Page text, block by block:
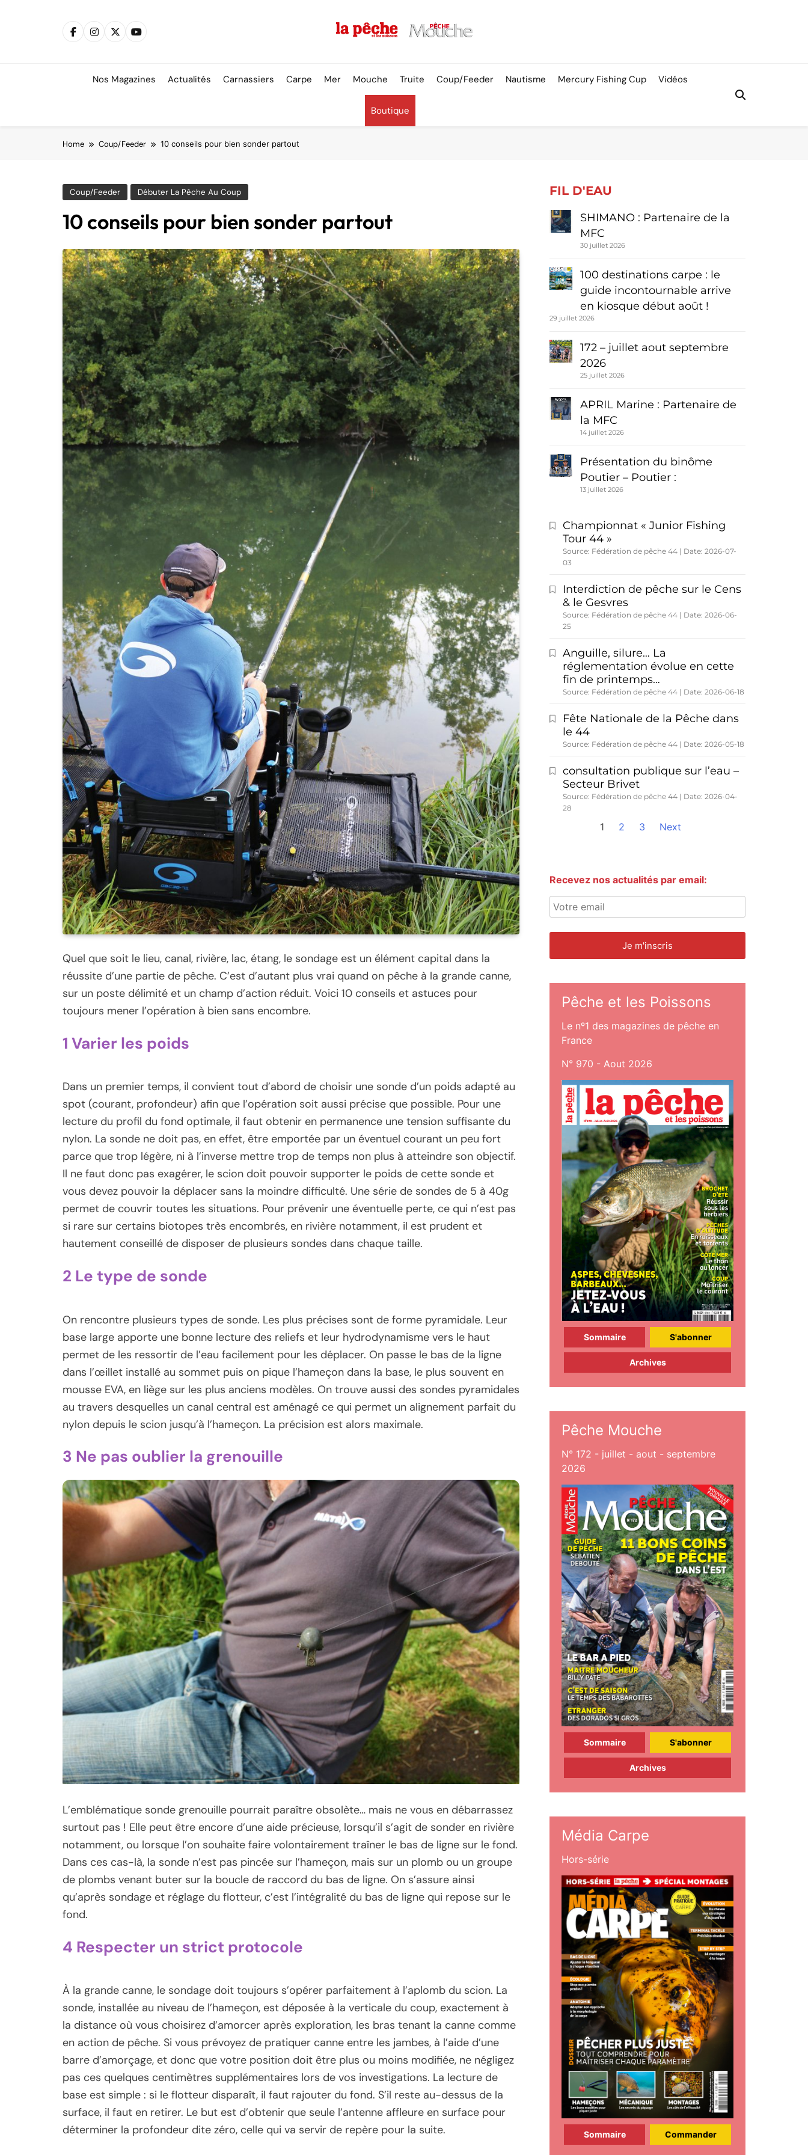
Nos Magazines Actualités Carnassiers Carpe Mer Mouche Truite Coup/Feeder Nautisme Mercury Fishing Cup Vidéos
Boutique
Home Coup/Feeder 10 conseils pour bien sonder partout
Coup/Feeder Débuter La Pêche Au Coup
10 conseils pour bien sonder partout
Quel que soit le lieu, canal, rivière, lac, étang, le sondage est un élément capital dans la
réussite d’une partie de pêche. C’est d’autant plus vrai quand on pêche à la grande canne,
sur un poste délimité et un champ d’action réduit. Voici 10 conseils et astuces pour
toujours mener l’opération à bien sans encombre.
1 Varier les poids
Dans un premier temps, il convient tout d’abord de choisir une sonde d’un poids adapté au
spot (courant, profondeur) afin que l’opération soit aussi précise que possible. Pour une
lecture du profil du fond optimale, il faut obtenir en permanence une tension suffisante du
nylon. La sonde ne doit pas, en effet, être emportée par un éventuel courant un peu fort
parce que trop légère, ni à l’inverse mettre trop de temps non plus à atteindre son objectif.
Il ne faut donc pas exagérer, le scion doit pouvoir supporter le poids de cette sonde et
vous devez pouvoir la déplacer sans la moindre difficulté. Une série de sondes de 5 à 40g
permet de couvrir toutes les situations. Pour prévenir une éventuelle perte, ce qui n’est pas
si rare sur certains biotopes très encombrés, en rivière notamment, il est prudent et
hautement conseillé de disposer de plusieurs sondes dans chaque taille.
2 Le type de sonde
On rencontre plusieurs types de sonde. Les plus précises sont de forme pyramidale. Leur
base large apporte une bonne lecture des reliefs et leur hydrodynamisme vers le haut
permet de les ressortir de l’eau facilement pour les déplacer. On passe le bas de la ligne
dans l’œillet installé au sommet puis on pique l’hameçon dans la base, le plus souvent en
mousse EVA, en liège sur les plus anciens modèles. On trouve aussi des sondes pyramidales
au travers desquelles un canal central est aménagé ce qui permet un alignement parfait du
nylon depuis le scion jusqu’à l’hameçon. La précision est alors maximale.
3 Ne pas oublier la grenouille
L’emblématique sonde grenouille pourrait paraître obsolète… mais ne vous en débarrassez
surtout pas ! Elle peut être encore d’une aide précieuse, lorsqu’il s’agit de sonder en rivière
notamment, ou lorsque l’on souhaite faire volontairement traîner le bas de ligne sur le fond.
Dans ces cas-là, la sonde n’est pas pincée sur l’hameçon, mais sur un plomb ou un groupe
de plombs venant buter sur la boucle de raccord du bas de ligne. On s’assure ainsi
qu’après sondage et réglage du flotteur, c’est l’intégralité du bas de ligne qui repose sur le
fond.
4 Respecter un strict protocole
À la grande canne, le sondage doit toujours s’opérer parfaitement à l’aplomb du scion. La
sonde, installée au niveau de l’hameçon, est déposée à la verticale du coup, exactement à
la distance où vous choisirez d’amorcer après exploration, les bras tenant la canne comme
en action de pêche. Si vous prévoyez de pratiquer canne entre les jambes, à l’aide d’une
barre d’amorçage, et donc que votre position doit être plus ou moins modifiée, ne négligez
pas ces quelques centimètres supplémentaires lors de vos investigations. La lecture de
base est simple : si le flotteur disparaît, il faut rajouter du fond. S’il reste au-dessus de la
surface, il faut en retirer. Le but est d’obtenir que seule l’antenne affleure en surface pour
déterminer la profondeur dite zéro, celle qui va servir de repère pour la suite.
FIL D'EAU
SHIMANO : Partenaire de la
MFC
30 juillet 2026
100 destinations carpe : le
guide incontournable arrive
en kiosque début août !
29 juillet 2026
172 – juillet aout septembre
2026
25 juillet 2026
APRIL Marine : Partenaire de
la MFC
14 juillet 2026
Présentation du binôme
Poutier – Poutier :
13 juillet 2026
Championnat « Junior Fishing
Tour 44 »
Source: Fédération de pêche 44
Date: 2026-07-
03
Interdiction de pêche sur le Cens
& le Gesvres
Source: Fédération de pêche 44
Date: 2026-06-
25
Anguille, silure… La
réglementation évolue en cette
fin de printemps…
Source: Fédération de pêche 44 Date: 2026-06-18
Fête Nationale de la Pêche dans
le 44
Source: Fédération de pêche 44 Date: 2026-05-18
consultation publique sur l’eau –
Secteur Brivet
Source: Fédération de pêche 44
Date: 2026-04-
28
1 2 3 Next
Recevez nos actualités par email:
Pêche et les Poissons
Le nº1 des magazines de pêche en
France
N° 970 - Aout 2026
Sommaire S'abonner
Archives
Pêche Mouche
N° 172 - juillet - aout - septembre
2026
Sommaire S'abonner
Archives
Média Carpe
Hors-série
Sommaire Commander